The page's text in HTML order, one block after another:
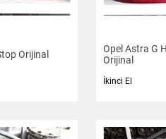
Orijinal
Opel Astra G
Orijinal
İkinci El